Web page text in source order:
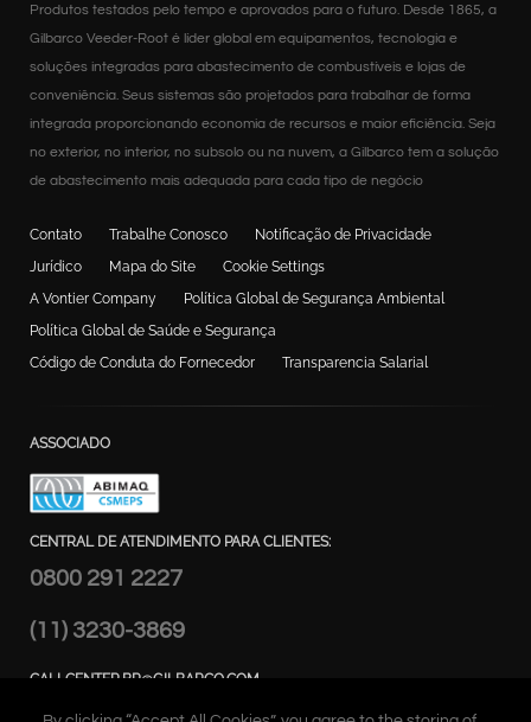
Produtos testados pelo tempo e aprovados para o futuro. Desde 1865, a
Gilbarco Veeder-Root é líder global em equipamentos, tecnologia e
soluções integradas para abastecimento de combustíveis e lojas de
conveniência. Seus sistemas são projetados para trabalhar de forma
integrada proporcionando economia de recursos e maior eficiência. Seja
no exterior, no interior, no subsolo ou na nuvem, a Gilbarco tem a solução
de abastecimento mais adequada para cada tipo de negócio
Contato Trabalhe Conosco
Notificação de Privacidade
Jurídico
Mapa do Site
Cookie Settings
A Vontier Company
Política Global de Segurança Ambiental
Política Global de Saúde e Segurança
Código de Conduta do Fornecedor
Transparencia Salarial
ASSOCIADO
CENTRAL DE ATENDIMENTO PARA CLIENTES:
0800 291 2227
(11) 3230-3869
CALLCENTER.BR@GILBARCO.COM
ENDEREÇO: